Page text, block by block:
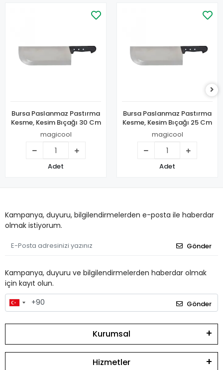
Bursa Paslanmaz Pastırma
Kesme, Kesim Bıçağı 30 Cm
magicool
Adet
Bursa Paslanmaz Pastırma
Kesme, Kesim Bıçağı 25 Cm
magicool
Adet
Kampanya, duyuru, bilgilendirmelerden e-posta ile haberdar
olmak istiyorum.
Gönder
Kampanya, duyuru ve bilgilendirmelerden haberdar olmak
için kayıt olun.
Gönder
Kurumsal
Hizmetler